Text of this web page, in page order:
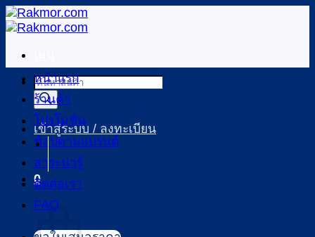
ข้าม
ไป
เนื้อหา
Products
search
เข้าสู่ระบบ / ลงทะเบียน
0
หน้าแรก
ร้านค้า
โปรโมชัน
ช้อปตามแบรนด์
สาระน่ารู้
ติดต่อเรา
FAQ